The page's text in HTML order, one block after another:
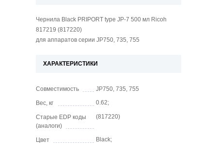
Чернила Black PRIPORT type JP-7 500 мл Ricoh
817219 (817220)
для аппаратов серии JP750, 735, 755
ХАРАКТЕРИСТИКИ
Совместимость JP750, 735, 755
Вес, кг 0.62;
Старые EDP коды
(аналоги)
(817220)
Цвет Black;